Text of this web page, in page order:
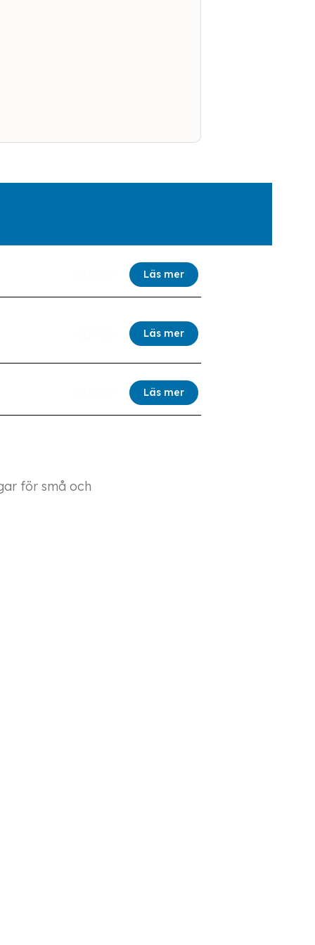
Läs mer
Läs mer
Läs mer
för små och